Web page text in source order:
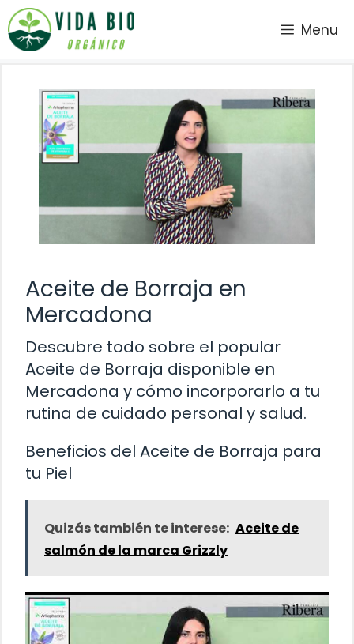
Saltar
al
contenido
Menu
Aceite de Borraja en
Mercadona
Descubre todo sobre el popular
Aceite de Borraja disponible en
Mercadona y cómo incorporarlo a tu
rutina de cuidado personal y salud.
Beneficios del Aceite de Borraja para
tu Piel
Quizás también te interese: Aceite de
salmón de la marca Grizzly